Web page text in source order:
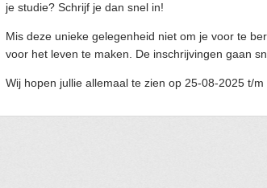
je studie? Schrijf je dan snel in!
Mis deze unieke gelegenheid niet om je voor te
voor het leven te maken. De inschrijvingen gaan
Wij hopen jullie allemaal te zien op 25-08-2025 t/